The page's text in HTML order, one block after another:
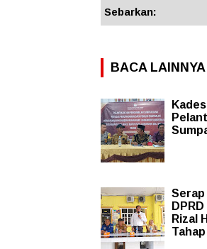
Sebarkan:
BACA LAINNYA
Serap
Rizal